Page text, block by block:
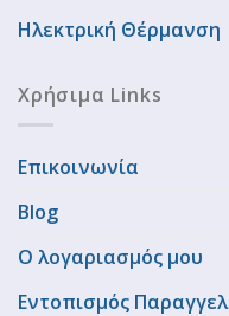
Ηλεκτρική Θέρμανση
Χρήσιμα Links
Επικοινωνία
Blog
Ο λογαριασμός μου
Εντοπισμός